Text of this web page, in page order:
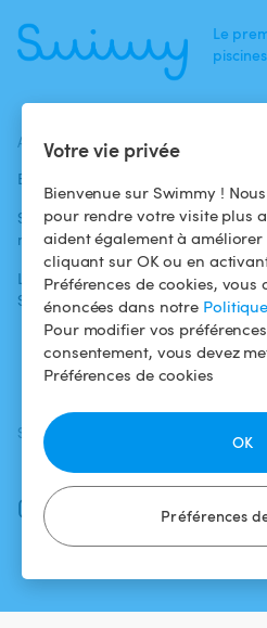
Votre vie privée
Bienvenue sur Swimmy !
pour rendre votre visite plus
aident également à améliorer
cliquant sur OK ou en
Préférences de cookies,
énoncées dans notre
Pour modifier vos
consentement, vous devez
Préférences de cookies
Préférences
OK
Le
ACTUALITÉS
Blog
Swimmy dans les
médias
L'aventure
Swimmy
baigneurs
Pour les
Louer ma
Comment ça
marche ?
SUIVEZ-NOUS
Facebook
Instagram